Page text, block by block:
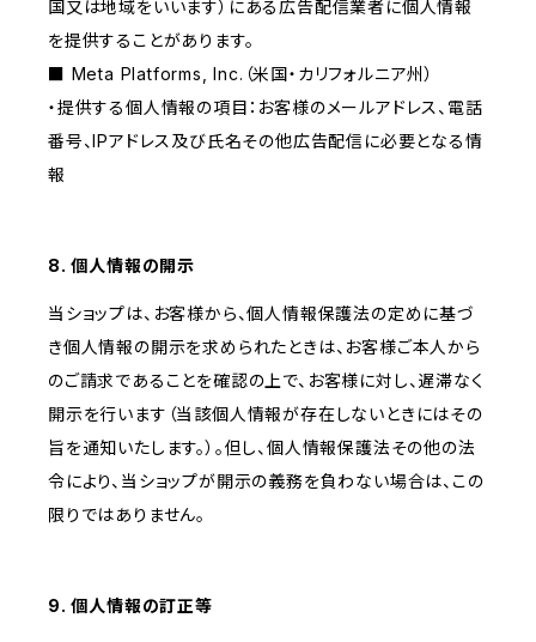
国又は地域をいいます）にある広告配信業者に個人情報
を提供することがあります。
■ Meta Platforms, Inc.（米国・カリフォルニア州）
・提供する個人情報の項目：お客様のメールアドレス、電話
番号、IPアドレス及び氏名その他広告配信に必要となる情
報
8. 個人情報の開示
当ショップは、お客様から、個人情報保護法の定めに基づ
き個人情報の開示を求められたときは、お客様ご本人から
のご請求であることを確認の上で、お客様に対し、遅滞なく
開示を行います（当該個人情報が存在しないときにはその
旨を通知いたします。）。但し、個人情報保護法その他の法
令により、当ショップが開示の義務を負わない場合は、この
限りではありません。
9. 個人情報の訂正等